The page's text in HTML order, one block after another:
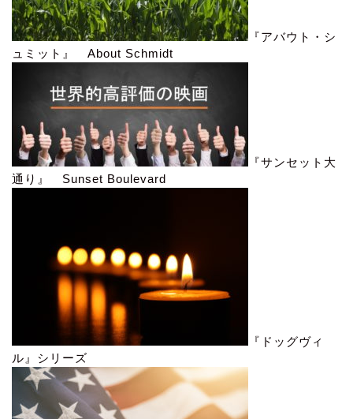
『アバウト・シ
ュミット』 About Schmidt
『サンセット大
通り』 Sunset Boulevard
『ドッグヴィ
ル』シリーズ